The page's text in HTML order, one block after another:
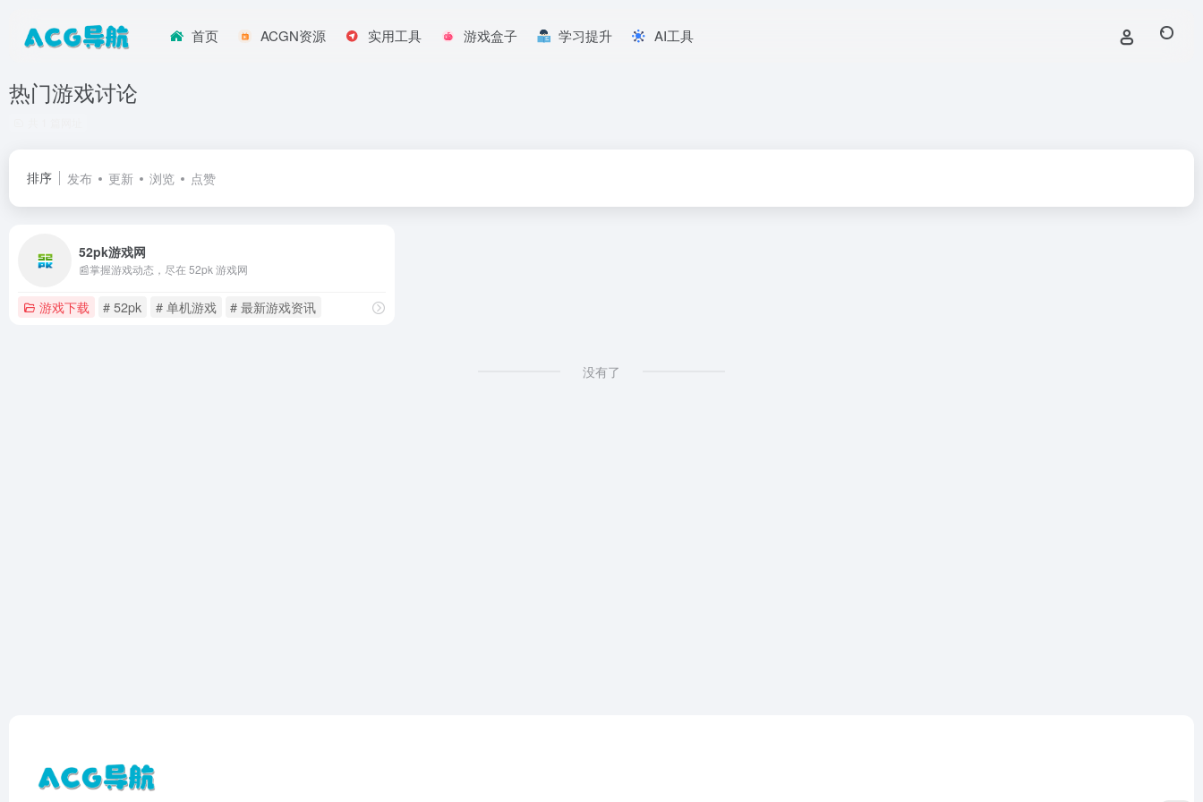
首页 ACGN资源 实用工具 游戏盒子 学习提升 AI工具
热门游戏讨论
排序 发布 更新 浏览 点赞
52pk游戏网
📰掌握游戏动态，尽在 52pk 游戏网
游戏下载 # 52pk # 单机游戏 # 最新游戏资讯
没有了